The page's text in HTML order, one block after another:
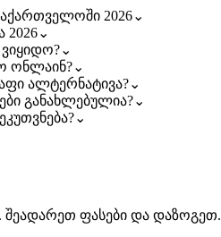
2026⌄
2026⌄
⌄
ონლაინ?⌄
ალტერნატივა?⌄
განახლებულია?⌄
⌄
შეადარეთ ფასები და დაზოგეთ.